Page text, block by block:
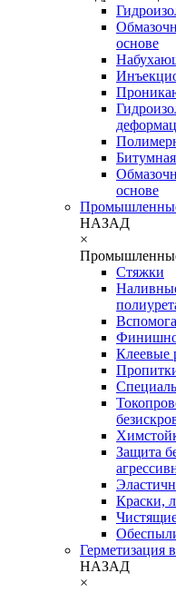
основе
основе
НАЗАД
×
Стяжки
Клеевые
Защита
Краски,
Герметизация
НАЗАД
×